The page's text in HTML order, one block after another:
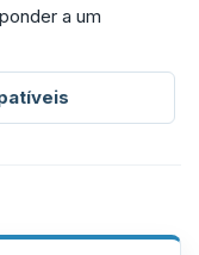
a um